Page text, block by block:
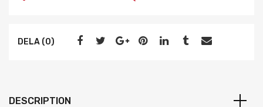
DELA (0)
DESCRIPTION